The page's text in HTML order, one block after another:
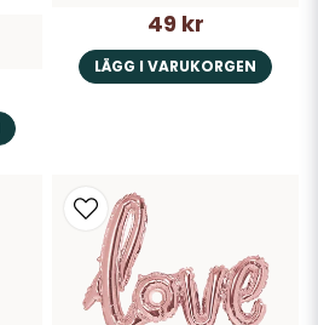
49 kr
LÄGG I VARUKORGEN